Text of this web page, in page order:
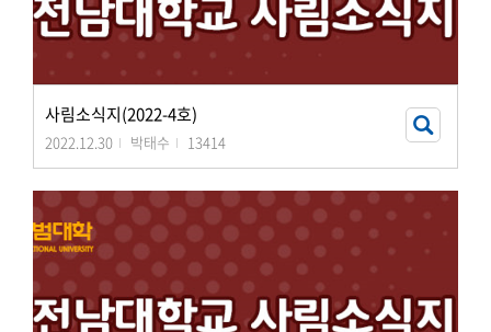
사림소식지(2022-4호)
2022.12.30 박태수 13414